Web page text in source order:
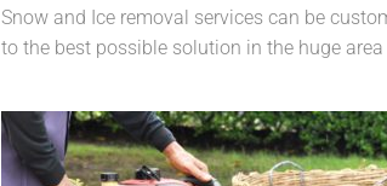
Snow and Ice removal services can be
to the best possible solution in the huge area